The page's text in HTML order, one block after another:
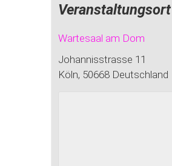
Veranstaltungsort
Wartesaal am Dom
Johannisstrasse 11
Köln, 50668 Deutschland